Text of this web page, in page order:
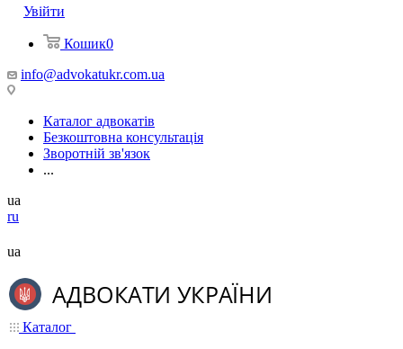
Увійти
Кошик0
info@advokatukr.com.ua
Каталог адвокатів
Безкоштовна консультація
Зворотній зв'язок
...
ua
ru
ua
Каталог